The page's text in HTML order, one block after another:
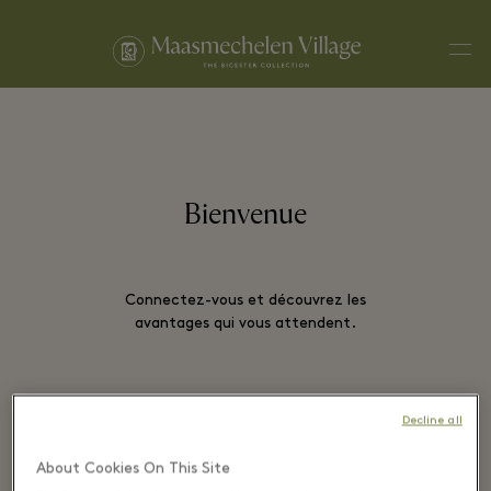
Bienvenue
Connectez-vous et découvrez les
avantages qui vous attendent.
About Cookies On This Site
Decline all